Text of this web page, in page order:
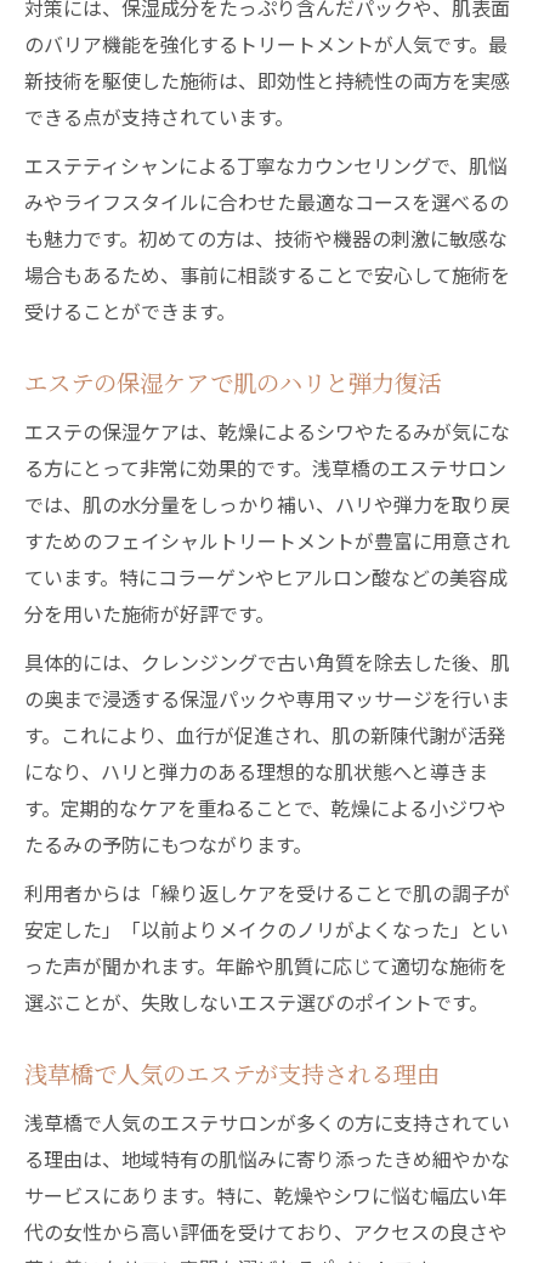
対策には、保湿成分をたっぷり含んだパックや、肌表面
のバリア機能を強化するトリートメントが人気です。最
新技術を駆使した施術は、即効性と持続性の両方を実感
できる点が支持されています。
エステティシャンによる丁寧なカウンセリングで、肌悩
みやライフスタイルに合わせた最適なコースを選べるの
も魅力です。初めての方は、技術や機器の刺激に敏感な
場合もあるため、事前に相談することで安心して施術を
受けることができます。
エステの保湿ケアで肌のハリと弾力復活
エステの保湿ケアは、乾燥によるシワやたるみが気にな
る方にとって非常に効果的です。浅草橋のエステサロン
では、肌の水分量をしっかり補い、ハリや弾力を取り戻
すためのフェイシャルトリートメントが豊富に用意され
ています。特にコラーゲンやヒアルロン酸などの美容成
分を用いた施術が好評です。
具体的には、クレンジングで古い角質を除去した後、肌
の奥まで浸透する保湿パックや専用マッサージを行いま
す。これにより、血行が促進され、肌の新陳代謝が活発
になり、ハリと弾力のある理想的な肌状態へと導きま
す。定期的なケアを重ねることで、乾燥による小ジワや
たるみの予防にもつながります。
利用者からは「繰り返しケアを受けることで肌の調子が
安定した」「以前よりメイクのノリがよくなった」とい
った声が聞かれます。年齢や肌質に応じて適切な施術を
選ぶことが、失敗しないエステ選びのポイントです。
浅草橋で人気のエステが支持される理由
浅草橋で人気のエステサロンが多くの方に支持されてい
る理由は、地域特有の肌悩みに寄り添ったきめ細やかな
サービスにあります。特に、乾燥やシワに悩む幅広い年
代の女性から高い評価を受けており、アクセスの良さや